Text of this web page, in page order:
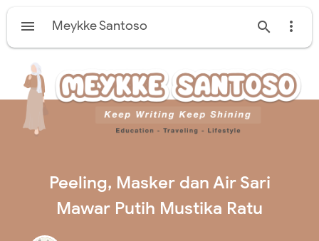
  
Meykke Santoso
Peeling, Masker dan Air Sari
Mawar Putih Mustika Ratu